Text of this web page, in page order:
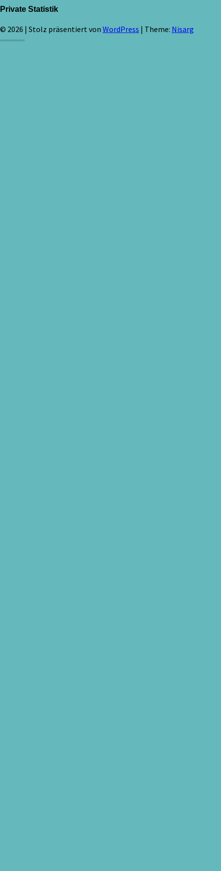
Private Statistik
© 2026 | Stolz präsentiert von WordPress | Theme: Nisarg